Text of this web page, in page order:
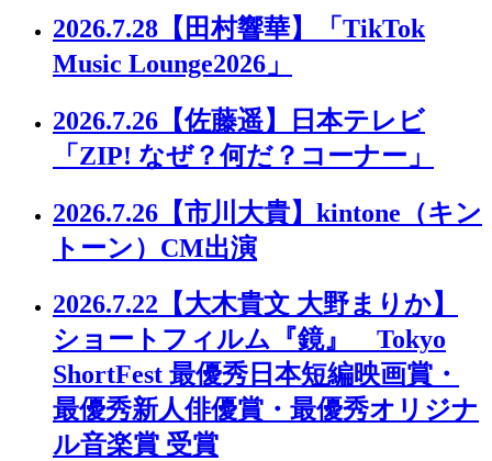
2026.7.28 【田村響華】「TikTok
Music Lounge2026」
2026.7.26 【佐藤遥】日本テレビ
「ZIP! なぜ？何だ？コーナー」
2026.7.26 【市川大貴】kintone（キン
トーン）CM出演
2026.7.22 【大木貴文 大野まりか】
ショートフィルム『鏡』 Tokyo
ShortFest 最優秀日本短編映画賞・
最優秀新人俳優賞・最優秀オリジナ
ル音楽賞 受賞